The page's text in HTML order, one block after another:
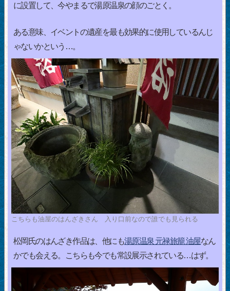
に設置して、今やまるで湯原温泉の顔のごとく。
ある意味、イベントの遺産を最も効果的に使用しているんじ
ゃないかという…。
こちらも油屋のはんざきさん 入り口前なので誰でも見られる
松岡氏のはんざき作品は、他にも湯原温泉 元禄旅籠 油屋なん
かでも会える。こちらも今でも常設展示されている…はず。